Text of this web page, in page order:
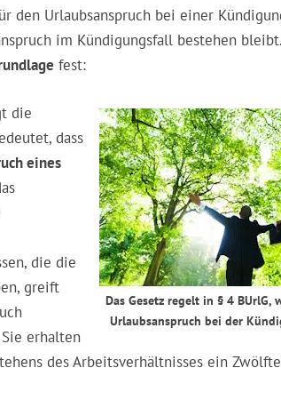
den Urlaubsanspruch bei einer
im Kündigungsfall bestehen
fest:
Das Gesetz regelt in § 4 BUrlG,
Urlaubsanspruch bei der
die
dass
eines
die die
greift
erhalten
des Arbeitsverhältnisses ein